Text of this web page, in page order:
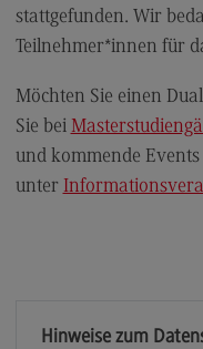
Modulangebot
Kontakt
Elektrotechnik
Elektrotechnik
stattgefunden. Wir
Teilnehmer*innen für
Möchten Sie einen
Sie bei
und kommende Events
unter
Hinweise zum